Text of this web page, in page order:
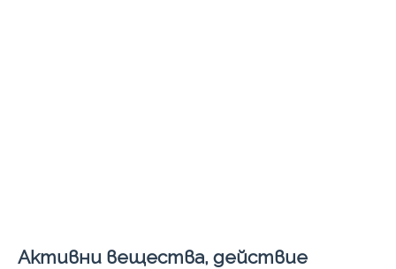
Активни вещества, действие